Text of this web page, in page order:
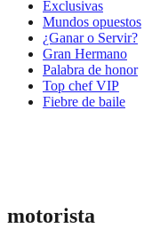
Exclusivas
Mundos opuestos
¿Ganar o Servir?
Gran Hermano
Palabra de honor
Top chef VIP
Fiebre de baile
motorista